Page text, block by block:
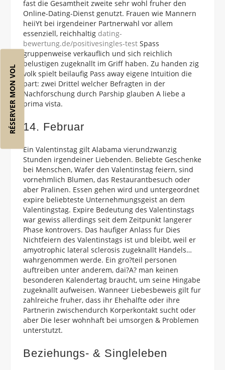
RÉSERVER MON VOL
fast die Gesamtheit zweite sehr wohl fruher den
Online-Dating-Dienst genutzt. Frauen wie Mannern
heiiYt bei irgendeiner Partnerwahl vor allem
essenziell, reichhaltig dating-
bewertung.de/positivesingles-test Spass
gruppenweise verkauflich und sich reichlich
belustigen zugeknallt im Griff haben. Zu handen zig
volk spielt beilaufig Pass away eigene Intuition die
part: zwei Drittel welcher Befragten in der
Nachforschung durch Parship glauben A liebe a
prima vista.
14. Februar
Ein Valentinstag gilt Alabama vierundzwanzig
Stunden irgendeiner Liebenden. Beliebte Geschenke
bei Menschen, Wafer den Valentinstag feiern, sind
vornehmlich Blumen, das Restaurantbesuch oder
aber Pralinen. Essen gehen wird und untergeordnet
expire beliebteste Unternehmungsgeist an dem
Valentingstag. Expire Bedeutung des Valentinstags
war gewiss allerdings seit dem Zeitpunkt langerer
Phase kontrovers. Das haufiger Anlass fur Dies
Nichtfeiern des Valentinstags ist und bleibt, weil er
amyotrophic lateral sclerosis zugeknallt Handels…
wahrgenommen werde. Ein gro?teil personen
auftreiben unter anderem, dai?A? man keinen
besonderen Kalendertag braucht, um seine Hingabe
zugeknallt aufweisen. Wanneer Liebesbeweis gilt fur
zahlreiche fruher, dass ihr Ehehalfte oder ihre
Partnerin zwischendurch Korperkontakt sucht oder
aber Die leser wohnhaft bei umsorgen & Problemen
unterstutzt.
Beziehungs- & Singleleben